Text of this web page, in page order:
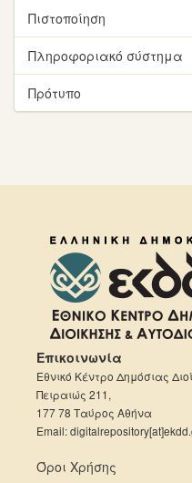
Πιστοποίηση
Πληροφοριακό σύστημα
Πρότυπο
Επικοινωνία
Εθνικό Κέντρο Δημόσιας
Πειραιώς 211,
177 78 Ταύρος Αθήνα
Email:
Όροι Χρήσης